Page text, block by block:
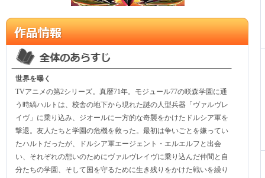
世界を曝く
TVアニメの第2シリーズ。真暦71年。モジュール77の咲森学園に通
う時縞ハルトは、校舎の地下から現れた謎の人型兵器「ヴァルヴレ
イヴ」に乗り込み、ジオールに一方的な奇襲をかけたドルシア軍を
撃退。友人たちと学園の危機を救った。最初は争いごとを嫌ってい
たハルトだったが、ドルシア軍エージェント・エルエルフと出会
い、それぞれの想いのためにヴァルヴレイヴに乗り込んだ仲間と自
分たちの学園、そして国を守るために生き残りをかけた戦いを繰り